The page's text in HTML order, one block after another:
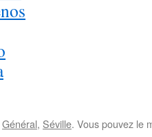
Général, Séville. Vous pouvez le